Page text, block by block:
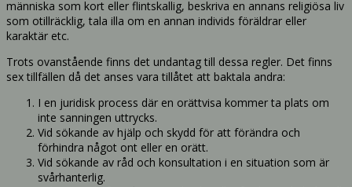
människa som kort eller flintskallig, beskriva en annans religiösa liv
som otillräcklig, tala illa om en annan individs föräldrar eller
karaktär etc.
Trots ovanstående finns det undantag till dessa regler. Det finns
sex tillfällen då det anses vara tillåtet att baktala andra:
I en juridisk process där en orättvisa kommer ta plats om
inte sanningen uttrycks.
Vid sökande av hjälp och skydd för att förändra och
förhindra något ont eller en orätt.
Vid sökande av råd och konsultation i en situation som är
svårhanterlig.